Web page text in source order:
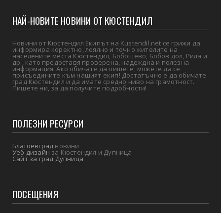
НАЙ-НОВИТЕ НОВИНИ ОТ КЮСТЕНДИЛ
Новини от Кюстендил Екипът на Kustendil.net се грижи да
информира коректно, лоялно и точно жителите на
населените места Кюстендил, Бобошево, Бобов дол, Рила и
др., като предоставя проверена, надеждна и полезна
информация. Ако обичате да пишете, можете да се
присъедините към нашият екип! Достатъчно е да обичате
град Кюстендил и да имате средно ниво на грамотност.
Пишете ни, за да получите подробности!
ПОЛЕЗНИ РЕСУРСИ
Благоевград новини
Уеб дизайнза Кюстендил и Дупница
Сайт за град Дупница
ПОСЕЩЕНИЯ